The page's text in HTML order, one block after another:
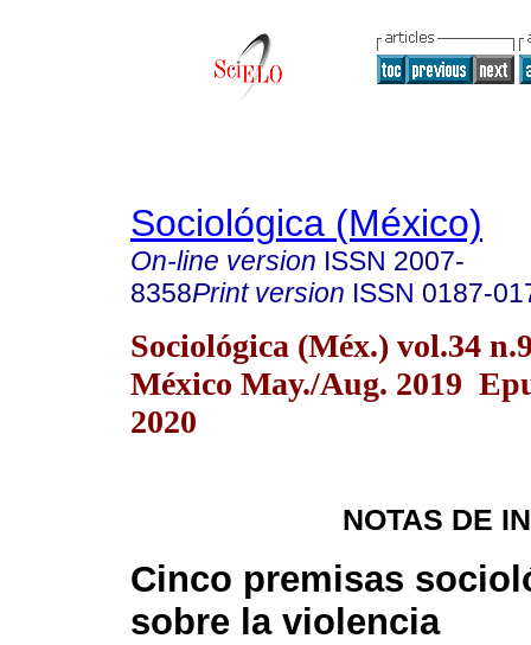
Sociológica (México)
On-line version ISSN 2007-
8358Print version ISSN 0187-
Sociológica (Méx.) vol.34
México May./Aug. 2019
2020
NOTAS DE
Cinco premisas
sobre la violencia